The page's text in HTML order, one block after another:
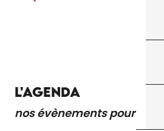
L'AGENDA
nos évènements pour vous
Lire la suite